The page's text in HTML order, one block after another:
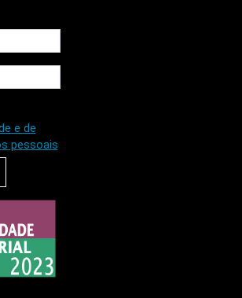
e de
pessoais